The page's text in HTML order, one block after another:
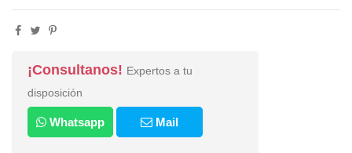
¡Consultanos! Expertos a tu
disposición
Whatsapp Mail